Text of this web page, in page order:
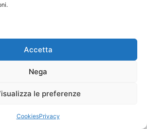
Accetta
Nega
le preferenze
CookiesPrivacy
• Creato conGeneratePress